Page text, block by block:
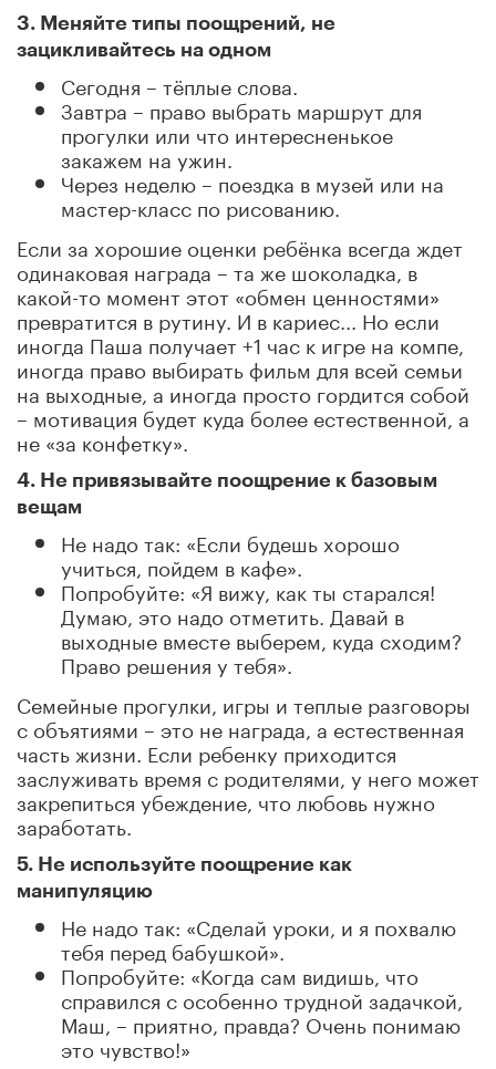
3. Меняйте типы поощрений, не
зацикливайтесь на одном
Сегодня – тёплые слова.
Завтра – право выбрать маршрут для
прогулки или что интересненькое
закажем на ужин.
Через неделю – поездка в музей или на
мастер-класс по рисованию.
Если за хорошие оценки ребёнка всегда ждет
одинаковая награда – та же шоколадка, в
какой-то момент этот «обмен ценностями»
превратится в рутину. И в кариес... Но если
иногда Паша получает +1 час к игре на компе,
иногда право выбирать фильм для всей семьи
на выходные, а иногда просто гордится собой
– мотивация будет куда более естественной, а
не «за конфетку».
4. Не привязывайте поощрение к базовым
вещам
Не надо так: «Если будешь хорошо
учиться, пойдем в кафе».
Попробуйте: «Я вижу, как ты старался!
Думаю, это надо отметить. Давай в
выходные вместе выберем, куда сходим?
Право решения у тебя».
Семейные прогулки, игры и теплые разговоры
с объятиями – это не награда, а естественная
часть жизни. Если ребенку приходится
заслуживать время с родителями, у него может
закрепиться убеждение, что любовь нужно
заработать.
5. Не используйте поощрение как
манипуляцию
Не надо так: «Сделай уроки, и я похвалю
тебя перед бабушкой».
Попробуйте: «Когда сам видишь, что
справился с особенно трудной задачкой,
Маш, – приятно, правда? Очень понимаю
это чувство!»